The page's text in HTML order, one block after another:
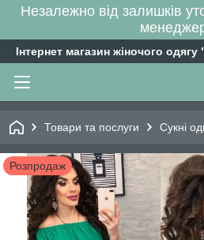
Незалежно від залишків
Інтернет магазин жіночого
Товари та послуги Сукні
Розпродаж